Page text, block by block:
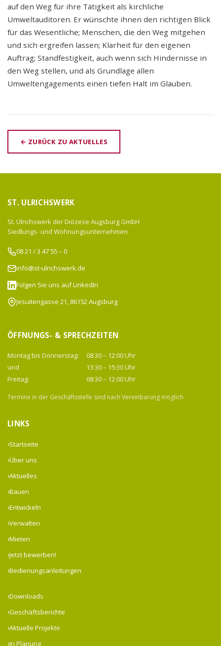
auf den Weg für ihre Tätigkeit als kirchliche
Umweltauditoren. Er wünschte ihnen den richtigen Blick
für das Wesentliche; Menschen, die den Weg mitgehen
und sich ergreifen lassen; Klarheit für den eigenen
Auftrag; Standfestigkeit, auch wenn sich Hindernisse in
den Weg stellen, und als Grundlage allen
Umweltengagements einen tiefen Halt im Glauben.
← ZURÜCK ZU AKTUELLES
ST. ULRICHSWERK
St. Ulrichswerk der Diözese Augsburg GmbH
Siedlungs- und Wohnungsunternehmen
08 21 / 3 47 55 – 0
info@st-ulrichswerk.de
Folgen Sie uns auf LinkedIn
Jesuitengasse 21, 86152 Augsburg
ÖFFNUNGS- & SPRECHZEITEN
Montag bis Donnerstag:
08:30 – 12:00 Uhr
und
13:30 – 15:30 Uhr
Freitag:
08:30 – 12:00 Uhr
Termine in der Geschäftsstelle sind nach Vereinbarung möglich.
LINKS
Startseite
Über uns
Aktuelles
Bauen
Entwickeln
Verwalten
Mieten
Jetzt bewerben!
Bedienungsanleitungen
Downloads
Geschäftsberichte
Aktuelle Projekte
In Planung